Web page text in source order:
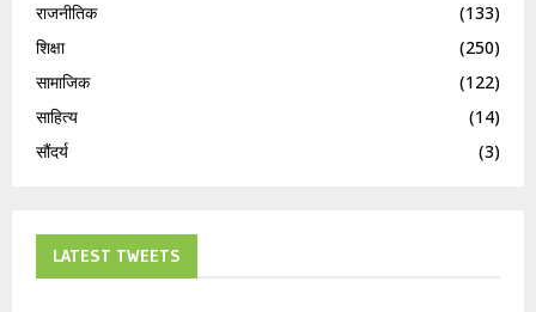
राजनीतिक
(133)
शिक्षा
(250)
सामाजिक
(122)
साहित्य
(14)
सौंदर्य
(3)
LATEST TWEETS